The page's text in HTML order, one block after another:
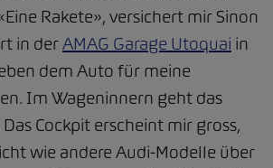
Rakete», versichert mir Sinon
in derAMAG Garage Utoquai in
dem Auto für meine
Im Wageninnern geht das
Cockpit erscheint mir gross,
wie andere Audi-Modelle über